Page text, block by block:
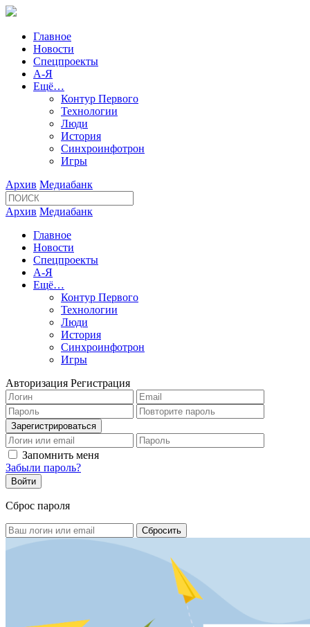
Главное
Новости
Спецпроекты
А-Я
Ещё…
Контур Первого
Технологии
Люди
История
Синхроинфотрон
Игры
Архив Медиабанк
Архив Медиабанк
Главное
Новости
Спецпроекты
А-Я
Ещё…
Контур Первого
Технологии
Люди
История
Синхроинфотрон
Игры
Авторизация Регистрация
Запомнить меня
Забыли пароль?
Сброс пароля